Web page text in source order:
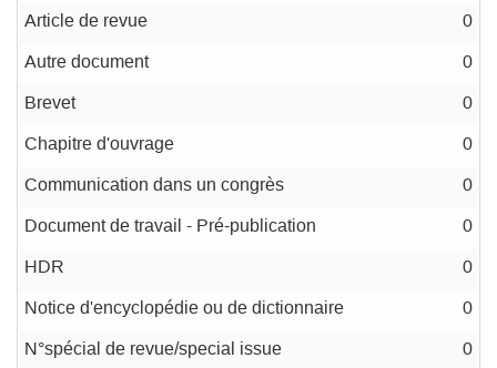
Article de revue 0
Autre document 0
Brevet 0
Chapitre d'ouvrage 0
Communication dans un congrès 0
Document de travail - Pré-publication 0
HDR 0
Notice d'encyclopédie ou de dictionnaire 0
N°spécial de revue/special issue 0